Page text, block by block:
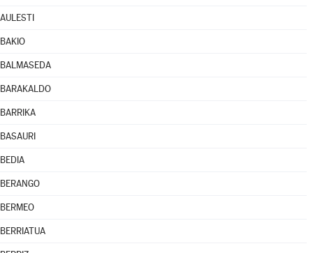
AULESTI
BAKIO
BALMASEDA
BARAKALDO
BARRIKA
BASAURI
BEDIA
BERANGO
BERMEO
BERRIATUA